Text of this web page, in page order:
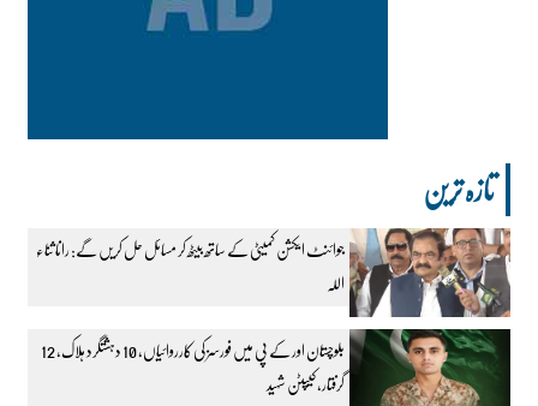
تازہ ترین
جوائنٹ ایکشن کمیٹی کے ساتھ بیٹھ کر مسائل حل کریں گے: رانا ثناء
اللہ
بلوچستان اور کے پی میں فورسز کی کارروائیاں، 10 دہشتگرد ہلاک، 12
گرفتار، کیپٹن شہید